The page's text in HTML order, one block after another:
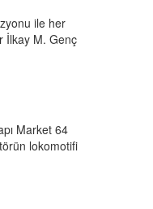
ile her
İlkay M. Genç
Market 64
lokomotifi